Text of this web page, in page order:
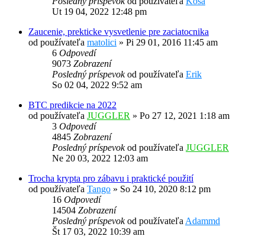
Ut 19 04, 2022 12:48 pm
Zaucenie, prekticke vysvetlenie pre zaciatocnika
od používateľa matolici » Pi 29 01, 2016 11:45 am
6 Odpovedí
9073 Zobrazení
Posledný príspevokod používateľa Erik
So 02 04, 2022 9:52 am
BTC predikcie na 2022
od používateľa JUGGLER » Po 27 12, 2021 1:18 am
3 Odpovedí
4845 Zobrazení
Posledný príspevokod používateľa JUGGLER
Ne 20 03, 2022 12:03 am
Trocha krypta pro zábavu i praktické použití
od používateľa Tango » So 24 10, 2020 8:12 pm
16 Odpovedí
14504 Zobrazení
Posledný príspevokod používateľaAdammd
Št 17 03, 2022 10:39 am